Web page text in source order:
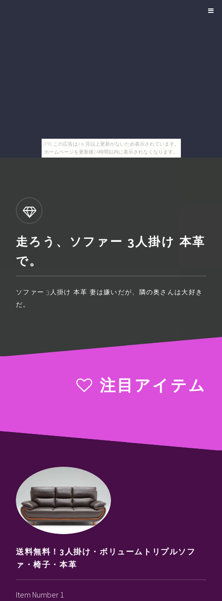
[PR] この広告は3ヶ月以上更新がないため表示されています。
ホームページを更新後24時間以内に表示されなくなります。
走ろう、ソファー 3人掛け 本革
で。
ソファー 3人掛け 本革 妻は嫌いだが、隣の奥さんは大好き
だ。
注目アイテム
送料無料！3人掛け・ボリュームトリプルソフ
ァ・椅子・本革
Item Number 1